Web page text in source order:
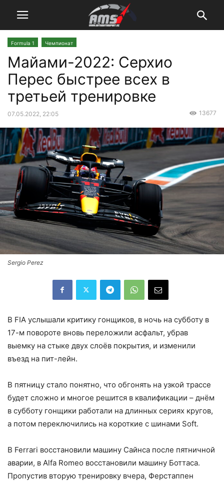
Formula 1 Чемпионат
Майами-2022: Серхио
Перес быстрее всех в
третьей тренировке
07.05.2022, 22:05 13677
Sergio Perez
В FIA услышали критику гонщиков, в ночь на субботу в
17-м повороте вновь переложили асфальт, убрав
выемку на стыке двух слоёв покрытия, и изменили
въезд на пит-лейн.
В пятницу стало понятно, что обгонять на узкой трассе
будет сложно и многое решится в квалификации – днём
в субботу гонщики работали на длинных сериях кругов,
а потом переключились на короткие с шинами Soft.
В Ferrari восстановили машину Сайнса после пятничной
аварии, в Alfa Romeo восстановили машину Боттаса.
Пропустив вторую тренировку вчера, Ферстаппен